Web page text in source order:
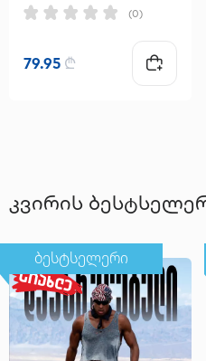
(0)
79.95 ₾
კვირის
ბესტსელერი